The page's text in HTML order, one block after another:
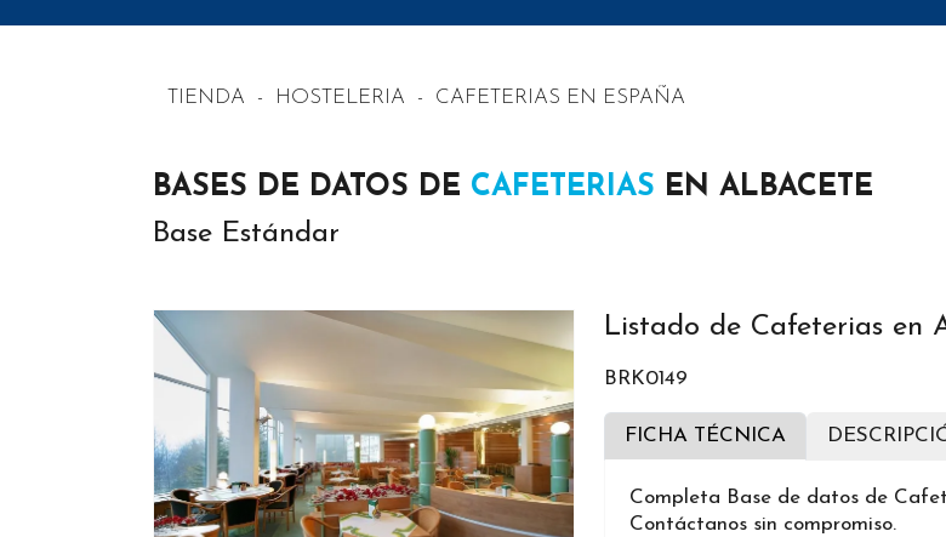
TIENDA - HOSTELERIA - CAFETERIAS EN ESPAÑA
BASES DE DATOS DE CAFETERIAS EN ALBACETE
Base Estándar
Listado de Cafeterias en
BRK0149
FICHA TÉCNICA
Completa Base de datos de
Contáctanos sin compromiso.